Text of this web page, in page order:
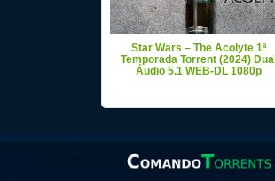
Star Wars – The Acolyte 1ª
Temporada Torrent (2024) Dual
Áudio 5.1 WEB-DL 1080p